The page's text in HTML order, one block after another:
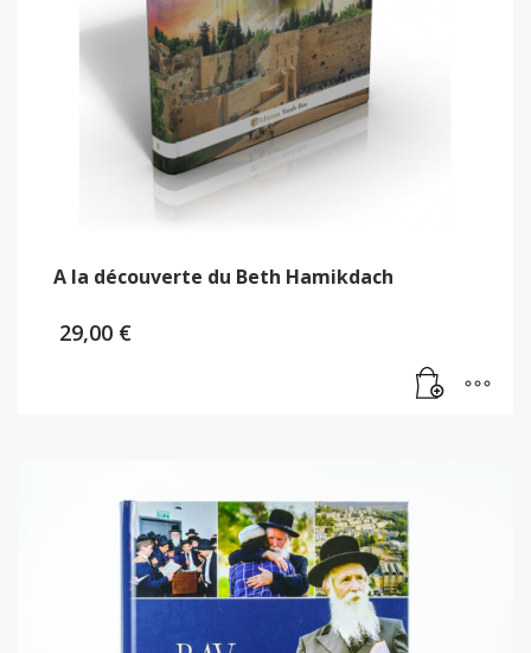
A la découverte du Beth Hamikdach
29,00 €